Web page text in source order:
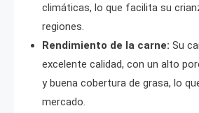
climáticas, lo que facilita su
regiones.
Rendimiento de la carne: Su
excelente calidad, con un alto
y buena cobertura de grasa, lo
mercado.